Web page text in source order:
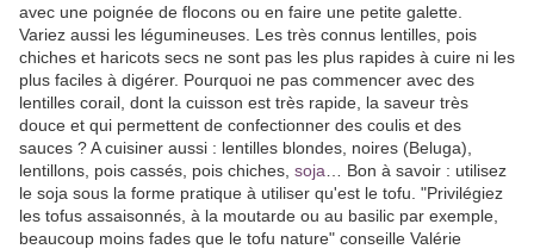
avec une poignée de flocons ou en faire une petite galette.
Variez aussi les légumineuses. Les très connus lentilles, pois
chiches et haricots secs ne sont pas les plus rapides à cuire ni les
plus faciles à digérer. Pourquoi ne pas commencer avec des
lentilles corail, dont la cuisson est très rapide, la saveur très
douce et qui permettent de confectionner des coulis et des
sauces ? A cuisiner aussi : lentilles blondes, noires (Beluga),
lentillons, pois cassés, pois chiches, soja … Bon à savoir : utilisez
le soja sous la forme pratique à utiliser qu'est le tofu. "Privilégiez
les tofus assaisonnés, à la moutarde ou au basilic par exemple,
beaucoup moins fades que le tofu nature" conseille Valérie